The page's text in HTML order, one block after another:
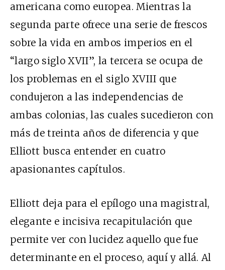
americana como europea. Mientras la
segunda parte ofrece una serie de frescos
sobre la vida en ambos imperios en el
“largo siglo XVII”, la tercera se ocupa de
los problemas en el siglo XVIII que
condujeron a las independencias de
ambas colonias, las cuales sucedieron con
más de treinta años de diferencia y que
Elliott busca entender en cuatro
apasionantes capítulos.
Elliott deja para el epílogo una magistral,
elegante e incisiva recapitulación que
permite ver con lucidez aquello que fue
determinante en el proceso, aquí y allá. Al